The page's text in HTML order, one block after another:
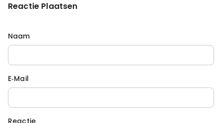
Reactie Plaatsen
Naam
E‑mail
Reactie